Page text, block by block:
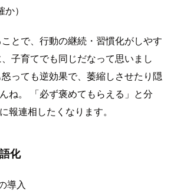
）
とで、行動の継続・習慣化がしやす
子育てでも同じだなって思いまし
っても逆効果で、萎縮しさせたり隠
ね。 「必ず褒めてもらえる」と分
報連相したくなります。
化
導入